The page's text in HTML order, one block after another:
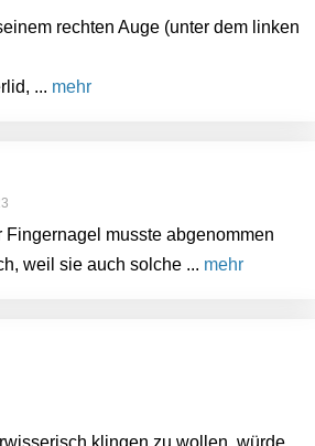
rechten Auge (unter dem linken
... mehr
musste abgenommen
weil sie auch solche ... mehr